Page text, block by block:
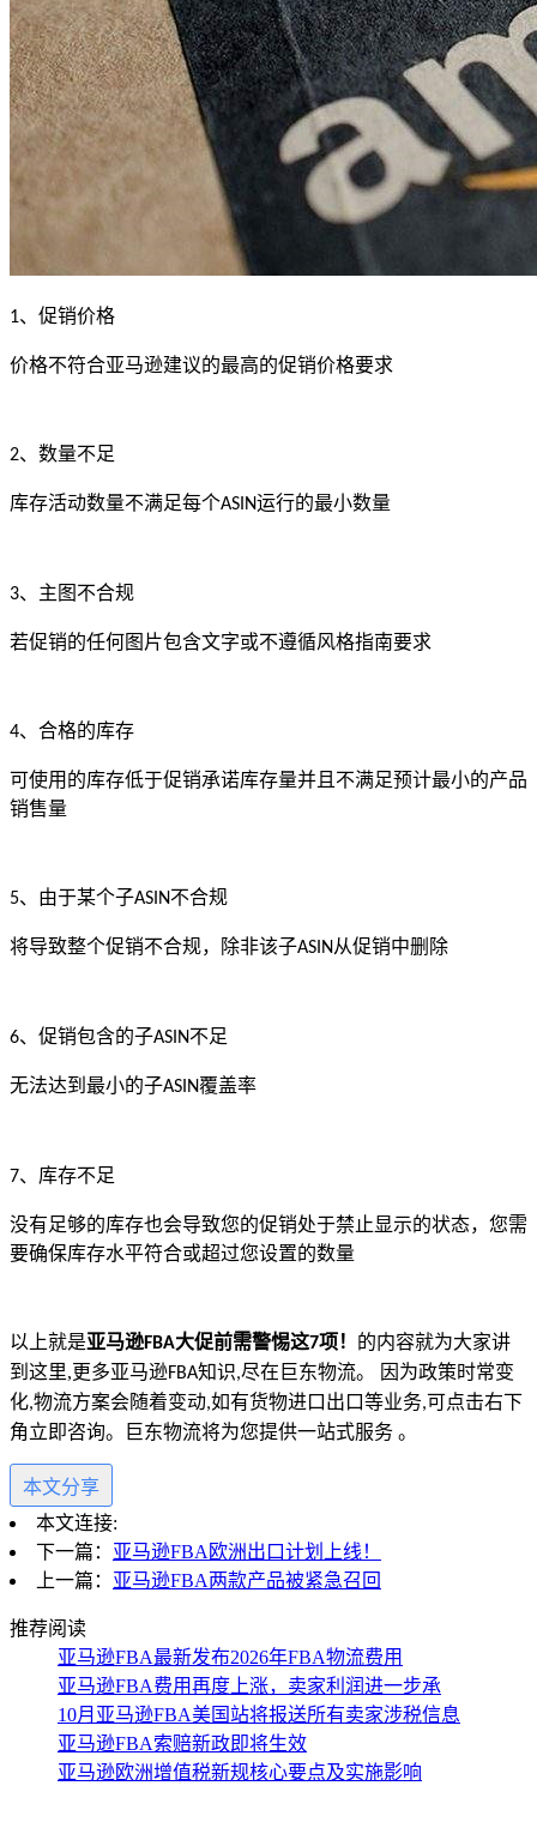
1、促销价格
价格不符合亚马逊建议的最高的促销价格要求
2、数量不足
库存活动数量不满足每个ASIN运行的最小数量
3、主图不合规
若促销的任何图片包含文字或不遵循风格指南要求
4、合格的库存
可使用的库存低于促销承诺库存量并且不满足预计最小的产品
销售量
5、由于某个子ASIN不合规
将导致整个促销不合规，除非该子ASIN从促销中删除
6、促销包含的子ASIN不足
无法达到最小的子ASIN覆盖率
7、库存不足
没有足够的库存也会导致您的促销处于禁止显示的状态，您需
要确保库存水平符合或超过您设置的数量
以上就是亚马逊FBA大促前需警惕这7项！ 的内容就为大家讲
到这里,更多亚马逊FBA知识,尽在巨东物流。 因为政策时常变
化,物流方案会随着变动,如有货物进口出口等业务,可点击右下
角立即咨询。巨东物流将为您提供一站式服务 。
本文分享
本文连接:
下一篇： 亚马逊FBA欧洲出口计划上线！
上一篇： 亚马逊FBA两款产品被紧急召回
推荐阅读
亚马逊FBA最新发布2026年FBA物流费用
亚马逊FBA费用再度上涨，卖家利润进一步承
10月亚马逊FBA美国站将报送所有卖家涉税信息
亚马逊FBA索赔新政即将生效
亚马逊欧洲增值税新规核心要点及实施影响